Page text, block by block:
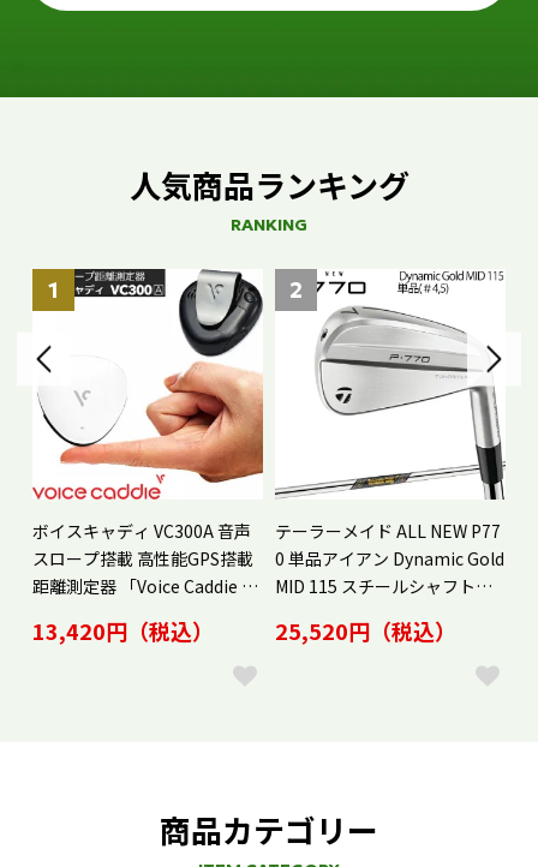
人気商品ランキング
RANKING
1
ボイスキャディ VC300A 音声
スロープ搭載 高性能GPS搭載
距離測定器 「Voice Caddie VC
本正規品
13,420円（税込）
2
テーラーメイド ALL NEW P77
0 単品アイアン Dynamic Gold
MID 115 スチールシャフト
年秋冬モデル日本正規品
25,520円（税込）
商品カテゴリー